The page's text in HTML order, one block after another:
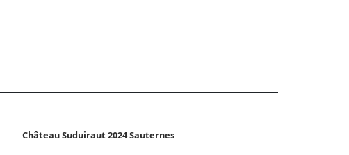
Château Suduiraut 2024 Sauternes